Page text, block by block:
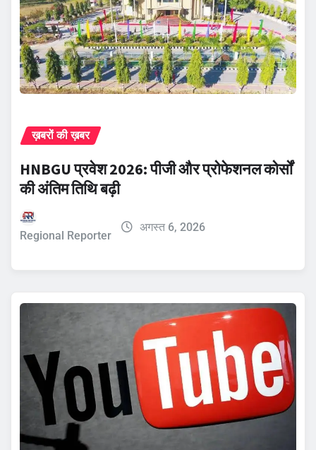
ख़बरों की ख़बर
HNBGU प्रवेश 2026: पीजी और प्रोफेशनल कोर्सों
की अंतिम तिथि बढ़ी
Regional Reporter
अगस्त 6, 2026